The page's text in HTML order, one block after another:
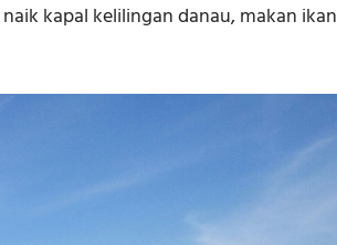
kapal kelilingan danau, makan ikan